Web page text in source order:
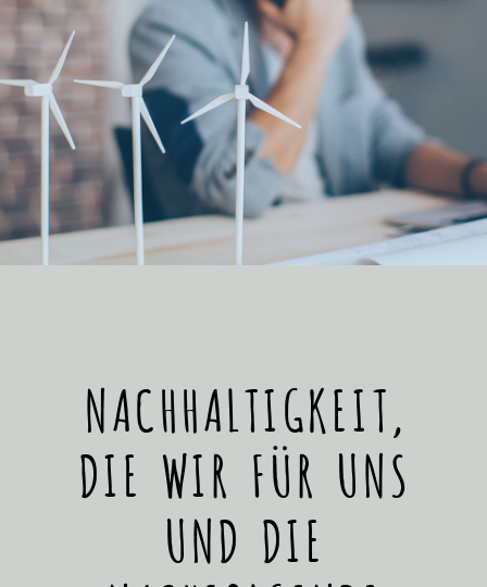
NACHHALTIGKEIT,
DIE WIR FÜR UNS
UND DIE